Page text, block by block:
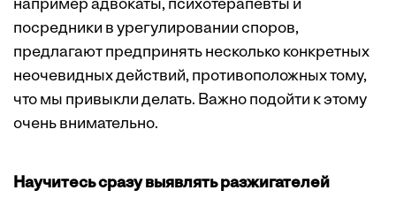
например адвокаты, психотерапевты и
посредники в урегулировании споров,
предлагают предпринять несколько конкретных
неочевидных действий, противоположных тому,
что мы привыкли делать. Важно подойти к этому
очень внимательно.
Научитесь сразу выявлять разжигателей